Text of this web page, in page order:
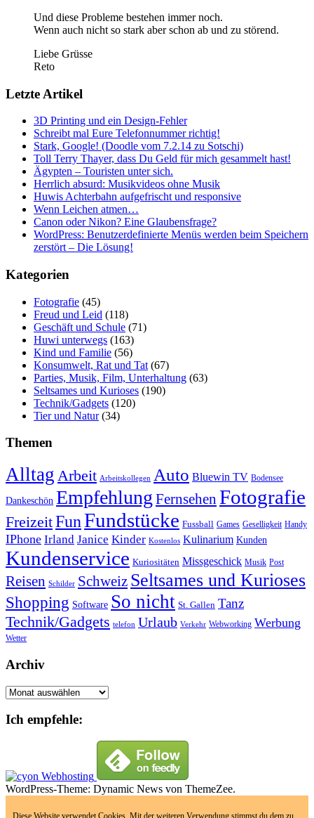
Und diese Probleme bestehen immer noch.
Wenn auch nicht so stark aber schon ab und zu störend.
Liebe Grüsse
Reto
Letzte Artikel
3D Printing und ein Design-Fehler
Schreibt mal Eure Telefonnummer richtig!
Stark, Google! (Doodle vom 7.2.14 zu Sotschi)
Toll Terry Thayer, dass Du Geld für mich gesammelt hast!
Ägypten – Touristen unter sich.
Herrlich absurd: Musikvideos ohne Musik
Huwis Achterbahn aufgefrischt und responsive
Wenn Leichen atmen…
Canon oder Nikon? Eine Glaubensfrage?
WordPress: Benutzerdefinierte Menüs werden beim Speichern
zerstört – Die Lösung!
Kategorien
Fotografie (45)
Freud und Leid (118)
Geschäft und Schule (71)
Huwi unterwegs (163)
Kind und Familie (56)
Konsumwelt, Rat und Tat (67)
Parties, Musik, Film, Unterhaltung (63)
Seltsames und Kurioses (190)
Technik/Gadgets (120)
Tier und Natur(34)
Themen
Alltag Arbeit Arbeitskollegen Auto Bluewin TV Bodensee
Dankeschön Empfehlung Fernsehen Fotografie
FreizeitFunFundstücke Fussball Games Geselligkeit Handy
IPhone Irland Janice Kinder Kostenlos Kulinarium Kunden
Kundenservice Kuriositäten Missgeschick Musik Post
Reisen Schilder Schweiz Seltsames und Kurioses
Shopping Software So nicht St. Gallen Tanz
Technik/Gadgets telefon Urlaub Verkehr Webworking Werbung
Wetter
Archiv
Archiv
Ich empfehle:
WordPress-Theme: Dynamic News von ThemeZee.
Diese Website verwendet Cookies. Mit der weiteren Verwendung stimmst du dem zu.